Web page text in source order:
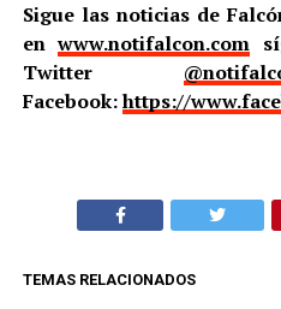
Sigue las noticias de
enwww.notifalcon.com
Twitter
Facebook:https://
TEMAS RELACIONADOS